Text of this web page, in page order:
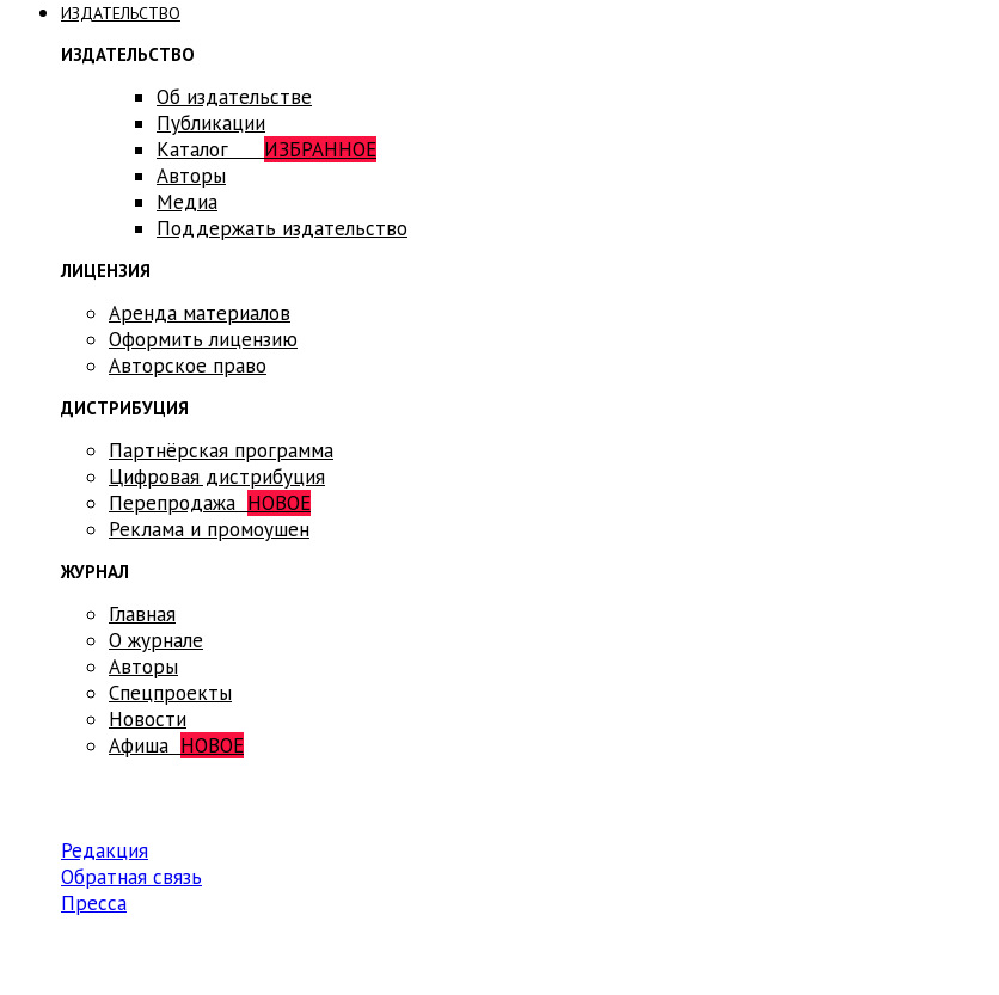
ИЗДАТЕЛЬСТВО
ИЗДАТЕЛЬСТВО
Об издательстве
Публикации
Каталог ИЗБРАННОЕ
Авторы
Медиа
Поддержать издательство
ЛИЦЕНЗИЯ
Аренда материалов
Оформить лицензию
Авторское право
ДИСТРИБУЦИЯ
Партнёрская программа
Цифровая дистрибуция
Перепродажа НОВОЕ
Реклама и промоушен
ЖУРНАЛ
Главная
О журнале
Авторы
Спецпроекты
Новости
Афиша НОВОЕ
Редакция
Обратная связь
Пресса